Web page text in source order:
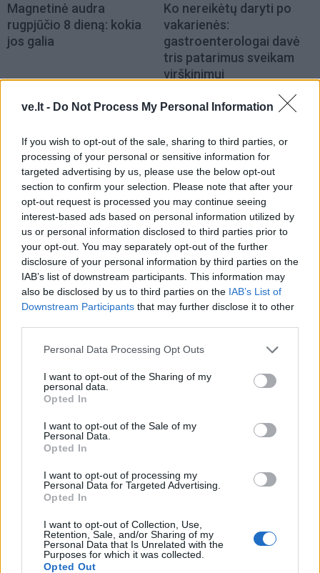
ve.lt - Do Not Process My Personal Information
If you wish to opt-out of the sale, sharing to third parties, or
processing of your personal or sensitive information for
targeted advertising by us, please use the below opt-out
section to confirm your selection. Please note that after your
opt-out request is processed you may continue seeing
interest-based ads based on personal information utilized by
us or personal information disclosed to third parties prior to
your opt-out. You may separately opt-out of the further
disclosure of your personal information by third parties on the
IAB’s list of downstream participants. This information may
also be disclosed by us to third parties on the IAB’s List of
Downstream Participants that may further disclose it to other
Personal Data Processing Opt Outs
I want to opt-out of the Sharing of my
personal data.
Opted In
I want to opt-out of the Sale of my
Personal Data.
Opted In
I want to opt-out of processing my
Personal Data for Targeted Advertising.
Opted In
I want to opt-out of Collection, Use,
Retention, Sale, and/or Sharing of my
Personal Data that Is Unrelated with the
Purposes for which it was collected.
Opted Out
Magnetinė audra
rugpjūčio 8 dieną: kokia
jos galia
Ko nereikėtų daryti po
vakarienės:
gastroenterologai davė
tris patarimus sveikam
virškinimui
Laisvalaikis
Trys įpročiai po 45 metų
suteikia papildomus 13
metų gyvenimo be
demencijos – tyrimas
Laisvalaikis
Psichologinis testas:
Išsirinkite labiausiai
patinkančią gėlę ir
sužinokite savo vidinę
supergalią
Laisvalaikis
Trys Zodiako ženklai,
kuriems rugpjūčio 8-ąją
žinios Mergelėms
Aurelija Urbonienė apie
maršrutai